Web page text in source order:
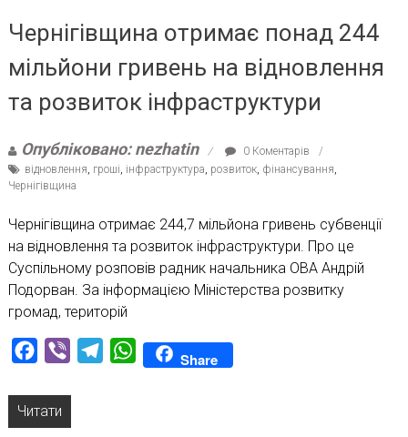
Чернігівщина отримає понад 244
мільйони гривень на відновлення
та розвиток інфраструктури
Опубліковано: nezhatin
0 Коментарів
відновлення, гроші, інфраструктура, розвиток, фінансування,
Чернігівщина
Чернігівщина отримає 244,7 мільйона гривень субвенції
на відновлення та розвиток інфраструктури. Про це
Суспільному розповів радник начальника ОВА Андрій
Подорван. За інформацією Міністерства розвитку
громад, територій
Facebook
Viber TelegramWhatsAppShare
Читати